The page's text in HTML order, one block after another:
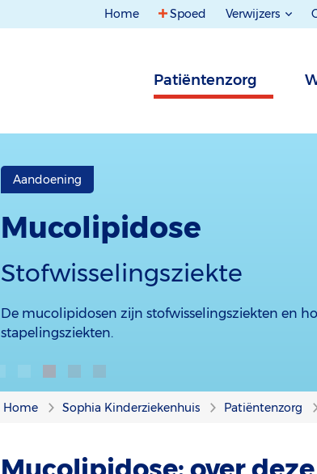
Home Spoed Verwijzers
Patiëntenzorg
Aandoening
Mucolipidose
Stofwisselingsziekte
De mucolipidosen zijn stofwisselingsziekten en
stapelingsziekten.
Home Sophia Kinderziekenhuis Patiëntenzorg